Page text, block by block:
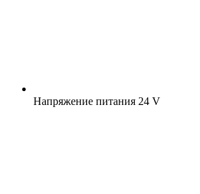
Напряжение питания 24 V